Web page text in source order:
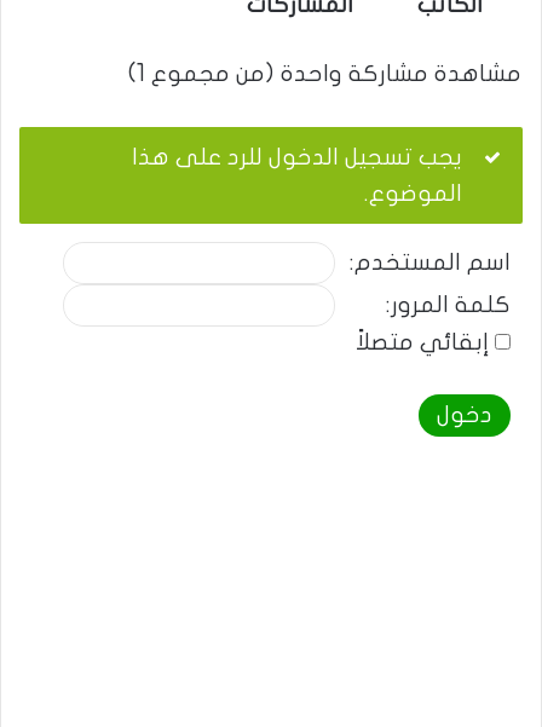
الكاتب المشاركات
مشاهدة مشاركة واحدة (من مجموع 1)
يجب تسجيل الدخول للرد على هذا
الموضوع.
اسم المستخدم:
كلمة المرور:
إبقائي متصلاً
دخول